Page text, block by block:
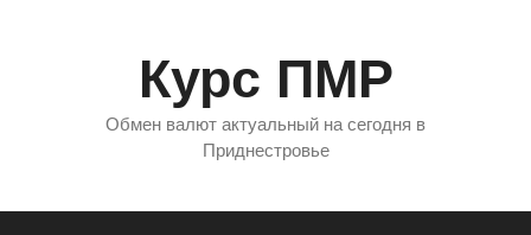
Курс ПМР
Обмен валют актуальный на сегодня в
Приднестровье